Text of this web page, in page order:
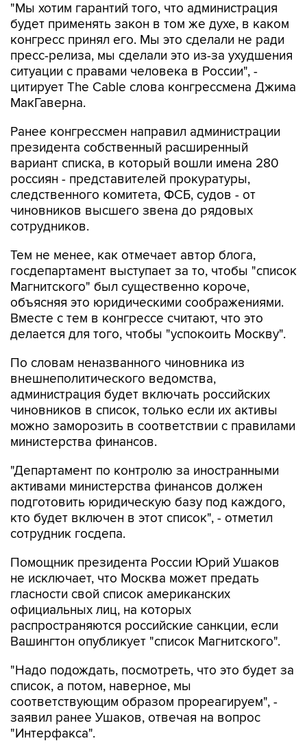
"Мы хотим гарантий того, что администрация
будет применять закон в том же духе, в каком
конгресс принял его. Мы это сделали не ради
пресс-релиза, мы сделали это из-за ухудшения
ситуации с правами человека в России", -
цитирует The Cable слова конгрессмена Джима
МакГаверна.
Ранее конгрессмен направил администрации
президента собственный расширенный
вариант списка, в который вошли имена 280
россиян - представителей прокуратуры,
следственного комитета, ФСБ, судов - от
чиновников высшего звена до рядовых
сотрудников.
Тем не менее, как отмечает автор блога,
госдепартамент выступает за то, чтобы "список
Магнитского" был существенно короче,
объясняя это юридическими соображениями.
Вместе с тем в конгрессе считают, что это
делается для того, чтобы "успокоить Москву".
По словам неназванного чиновника из
внешнеполитического ведомства,
администрация будет включать российских
чиновников в список, только если их активы
можно заморозить в соответствии с правилами
министерства финансов.
"Департамент по контролю за иностранными
активами министерства финансов должен
подготовить юридическую базу под каждого,
кто будет включен в этот список", - отметил
сотрудник госдепа.
Помощник президента России Юрий Ушаков
не исключает, что Москва может предать
гласности свой список американских
официальных лиц, на которых
распространяются российские санкции, если
Вашингтон опубликует "список Магнитского".
"Надо подождать, посмотреть, что это будет за
список, а потом, наверное, мы
соответствующим образом прореагируем", -
заявил ранее Ушаков, отвечая на вопрос
"Интерфакса".